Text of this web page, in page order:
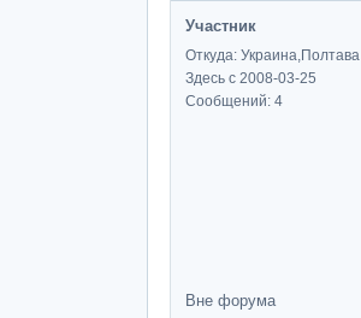
Участник
Откуда: Украина,Полтава
Здесь с 2008-03-25
Сообщений: 4
Вне форума